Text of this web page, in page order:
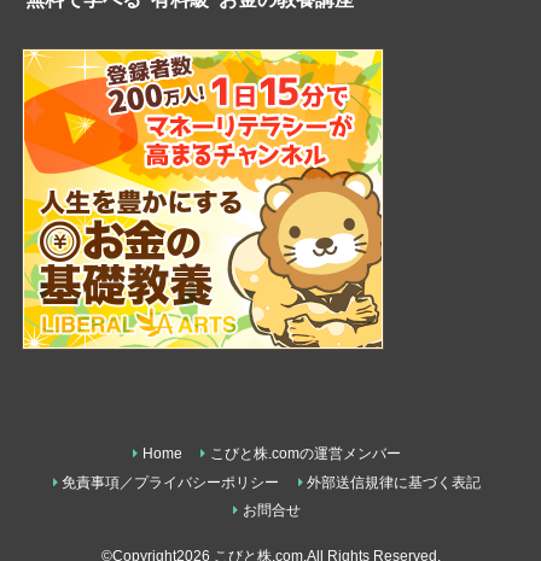
Home
こびと株.comの運営メンバー
免責事項／プライバシーポリシー
外部送信規律に基づく表記
お問合せ
©Copyright2026 こびと株.com.All Rights Reserved.